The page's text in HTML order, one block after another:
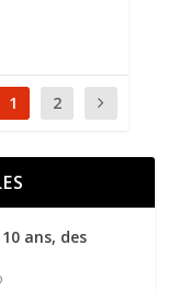
1 2
10 ans, des